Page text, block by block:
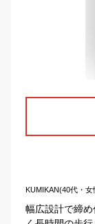
KUMIKAN(40代・女
幅広設計で締